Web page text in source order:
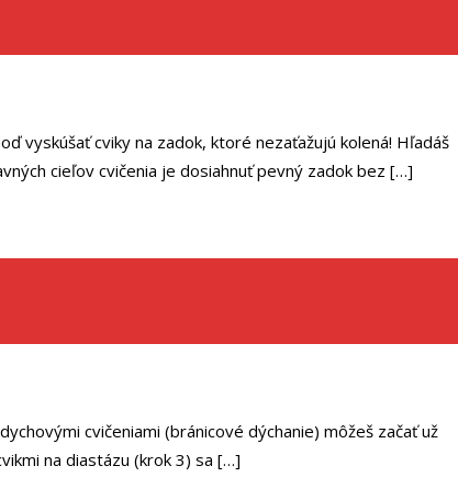
vyskúšať cviky na zadok, ktoré nezaťažujú kolená! Hľadáš
cieľov cvičenia je dosiahnuť pevný zadok bez […]
cvičeniami (bránicové dýchanie) môžeš začať už
na diastázu (krok 3) sa […]